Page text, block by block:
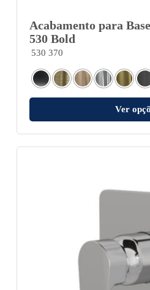
Acabamento para
530 Bold
530 370
Ver